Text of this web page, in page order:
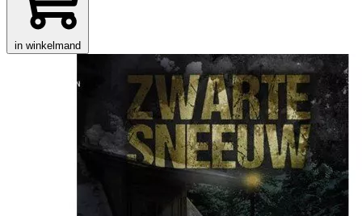
in winkelmand